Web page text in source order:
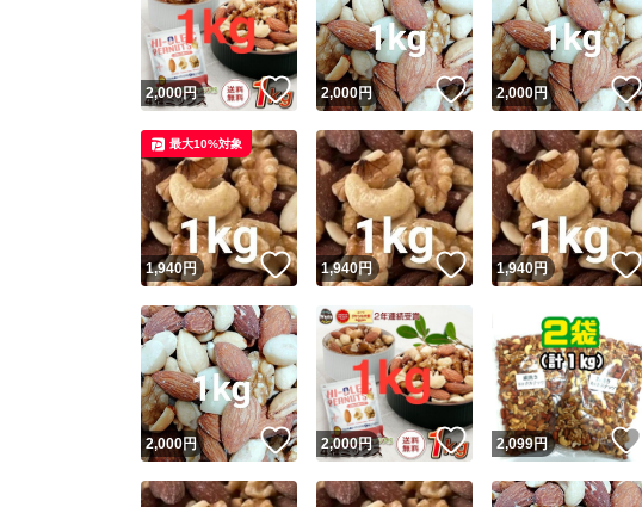
安心発送
2,000円 いいね！
2,000円 いいね！
2,000円
1,940円 いいね！
最大10%対象
1,940円 いいね！
1,940円
2,000円 いいね！
2,000円 いいね！
2,099円